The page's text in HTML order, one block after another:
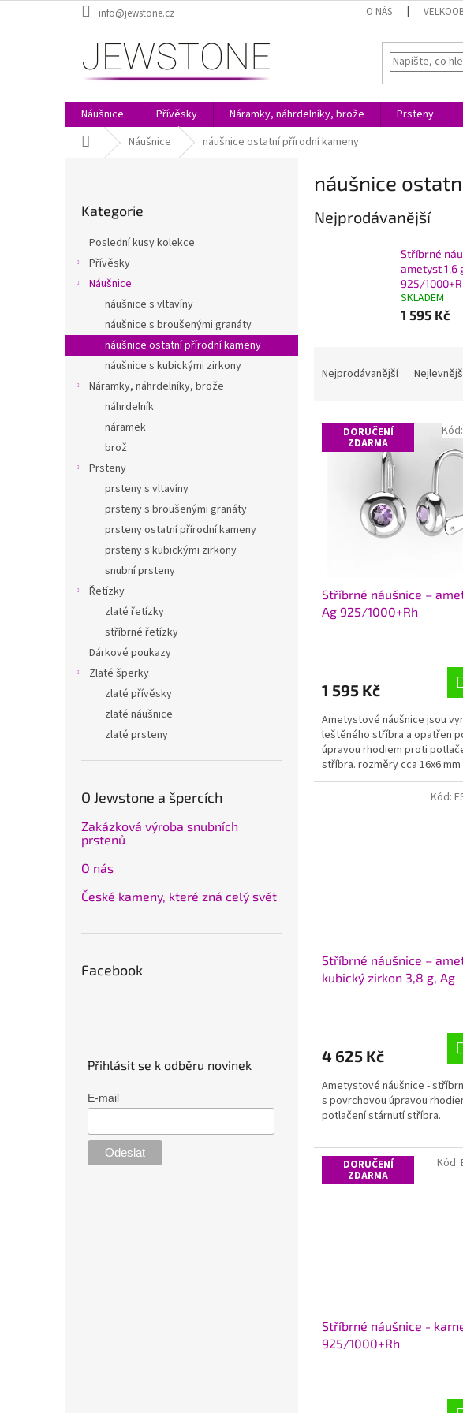
na
info@jewstone.cz O NÁS
Náušnice Přívěsky Náramky, náhrdelníky, brože Prsteny
Domů Náušnice náušnice ostatní přírodní kameny
a
n
kategorie
Kategorie
Poslední kusy kolekce
Přívěsky
Náušnice
náušnice s vltavíny
náušnice s broušenými granáty
náušnice ostatní přírodní kameny
náušnice s kubickými zirkony
Náramky, náhrdelníky, brože
náhrdelník
náramek
brož
Prsteny
prsteny s vltavíny
prsteny s broušenými granáty
prsteny ostatní přírodní kameny
prsteny s kubickými zirkony
snubní prsteny
Řetízky
zlaté řetízky
stříbrné řetízky
Dárkové poukazy
Zlaté šperky
zlaté přívěsky
zlaté náušnice
zlaté prsteny
O Jewstone a špercích
Zakázková výroba snubních
prstenů
O nás
České kameny, které zná celý svět
Facebook
Přihlásit se k odběru novinek
E-mail
náušnice
Nejprodávanější
Stříbrné
ametyst 1,6
925/
SKLADEM
1 595 Kč
n
Nejprodávanější
V
DORUČENÍ
ZDARMA
Stříbrné náušnice –
Ag 925/1000+Rh
1 595 Kč
Ametystové náušnice jsou
leštěného stříbra a opatřen
úpravou rhodiem proti
stříbra. rozměry cca 16x6
cca 1,6 g zapínání...
Kód:
Stříbrné náušnice –
kubický zirkon 3,8 g, Ag
4 625 Kč
Ametystové náušnice -
s povrchovou úpravou
potlačení stárnutí stříbra.
Kód:
DORUČENÍ
ZDARMA
Stříbrné náušnice -
925/1000+Rh
Kód: